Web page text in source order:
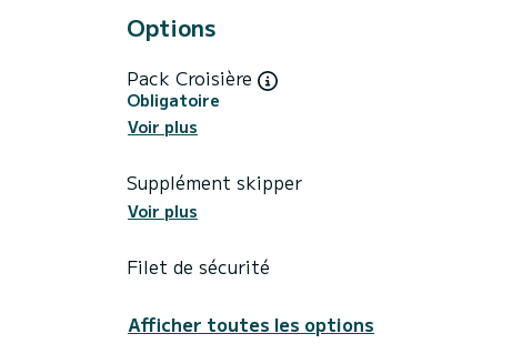
Options
Pack Croisière
Obligatoire
Voir plus
Supplément skipper
Voir plus
Filet de sécurité
Afficher toutes les options